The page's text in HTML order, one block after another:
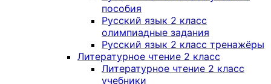
пособия
Русский язык 2 класс
олимпиадные задания
Русский язык 2 класс тренажёры
Литературное чтение 2 класс
Литературное чтение 2 класс
учебники